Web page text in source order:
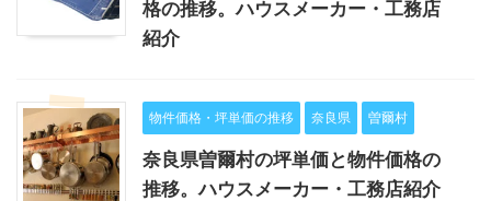
格の推移。ハウスメーカー・工務店
紹介
物件価格・坪単価の推移 奈良県 曽爾村
奈良県曽爾村の坪単価と物件価格の
推移。ハウスメーカー・工務店紹介